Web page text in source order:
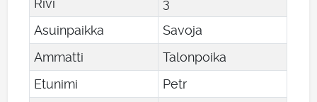
Asuinpaikka
Savoja
Ammatti
Talonpoika
Etunimi
Petr